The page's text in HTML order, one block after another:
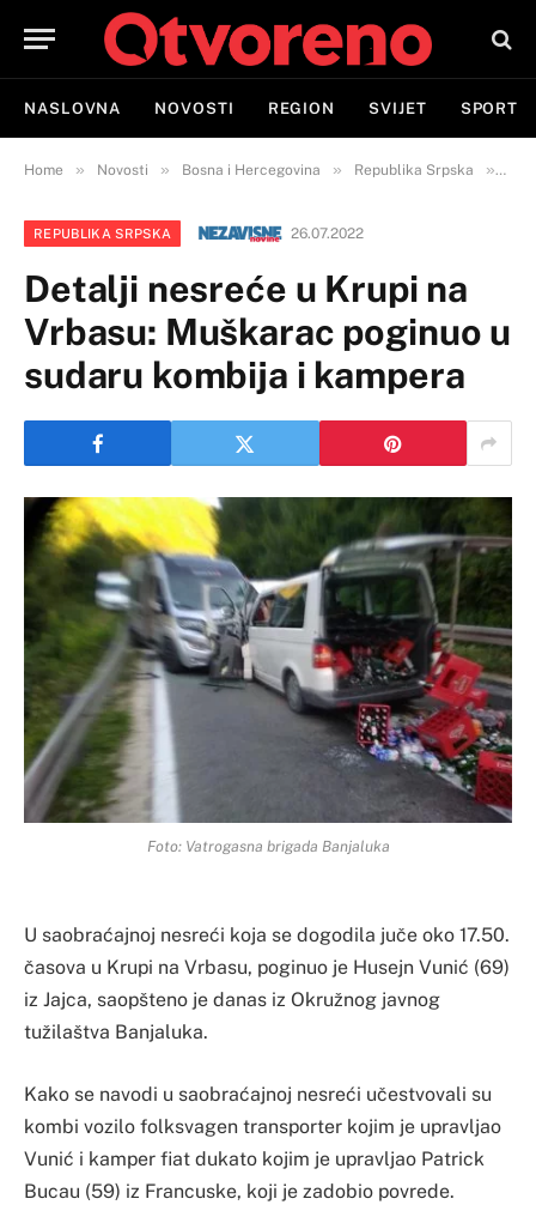
NASLOVNA NOVOSTI REGION SVIJET SPORT
Home » Novosti » Bosna i Hercegovina » Republika Srpska »
REPUBLIKA SRPSKA 26.07.2022
Detalji nesreće u Krupi na
Vrbasu: Muškarac poginuo u
sudaru kombija i kampera
Foto: Vatrogasna brigada Banjaluka
U saobraćajnoj nesreći koja se dogodila juče oko 17.50.
časova u Krupi na Vrbasu, poginuo je Husejn Vunić (69)
iz Jajca, saopšteno je danas iz Okružnog javnog
tužilaštva Banjaluka.
Kako se navodi u saobraćajnoj nesreći učestvovali su
kombi vozilo folksvagen transporter kojim je upravljao
Vunić i kamper fiat dukato kojim je upravljao Patrick
Bucau (59) iz Francuske, koji je zadobio povrede.